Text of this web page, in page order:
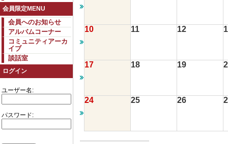
会員限定MENU
会員へのお知らせ
アルバムコーナー
コミュニティアーカ
イブ
談話室
ログイン
ユーザー名:
パスワード:
10 11 12
17 18 19
24 25 26